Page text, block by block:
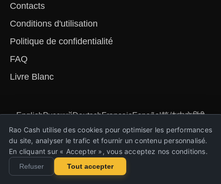
Contacts
Conditions d'utilisation
Politique de confidentialité
FAQ
Livre Blanc
EnglishРусскийDeutschFrançaisEspañol简体中文हिंदी
TürkçePortuguêsNederlandsУкраїнська
Copyright © Rao Cash 2023-2026. Tous droits
réservés !
Rao Cash utilise des cookies pour optimiser les performances
du site, analyser le trafic et fournir un contenu personnalisé.
En cliquant sur « Accepter », vous acceptez nos conditions.
Refuser Tout accepter